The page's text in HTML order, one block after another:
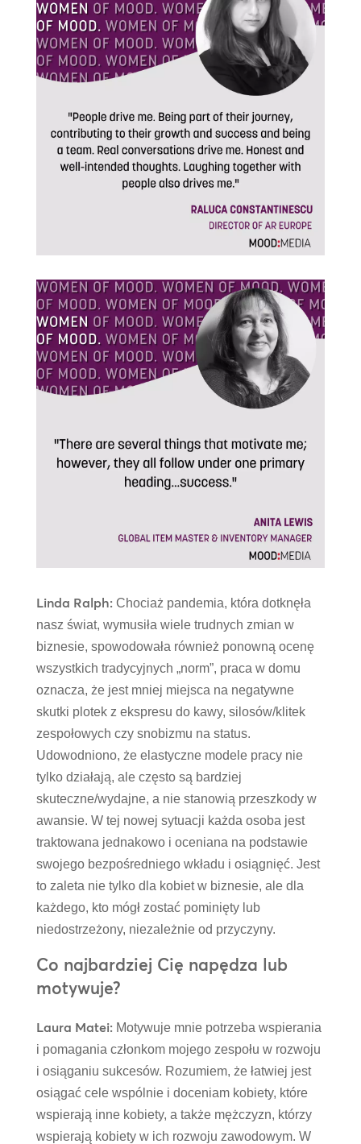
Linda Ralph:Chociaż pandemia, która dotknęła
nasz świat, wymusiła wiele trudnych zmian w
biznesie, spowodowała również ponowną ocenę
wszystkich tradycyjnych „norm”, praca w domu
oznacza, że jest mniej miejsca na negatywne
skutki plotek z ekspresu do kawy, silosów/klitek
zespołowych czy snobizmu na status.
Udowodniono, że elastyczne modele pracy nie
tylko działają, ale często są bardziej
skuteczne/wydajne, a nie stanowią przeszkody w
awansie. W tej nowej sytuacji każda osoba jest
traktowana jednakowo i oceniana na podstawie
swojego bezpośredniego wkładu i osiągnięć. Jest
to zaleta nie tylko dla kobiet w biznesie, ale dla
każdego, kto mógł zostać pominięty lub
niedostrzeżony, niezależnie od przyczyny.
Co najbardziej Cię napędza lub
motywuje?
Laura Matei:Motywuje mnie potrzeba wspierania
i pomagania członkom mojego zespołu w rozwoju
i osiąganiu sukcesów. Rozumiem, że łatwiej jest
osiągać cele wspólnie i doceniam kobiety, które
wspierają inne kobiety, a także mężczyzn, którzy
wspierają kobiety w ich rozwoju zawodowym. W